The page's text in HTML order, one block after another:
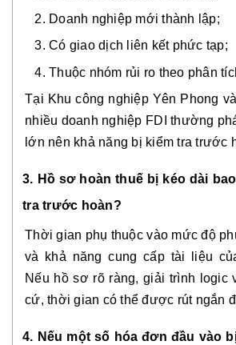
Doanh nghiệp mới thành lập;
Có giao dịch liên kết phức tạp;
Thuộc nhóm rủi ro theo phân
Tại Khu công nghiệp Yên Phong
nhiều doanh nghiệp FDI thường
lớn nên khả năng bị kiểm tra trước
3. Hồ sơ hoàn thuế bị kéo dài
tra trước hoàn?
Thời gian phụ thuộc vào mức độ
và khả năng cung cấp tài liệu
Nếu hồ sơ rõ ràng, giải trình logic
cứ, thời gian có thể được rút ngắn
4. Nếu một số hóa đơn đầu vào